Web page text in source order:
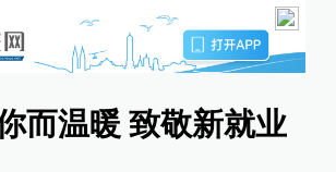
而温暖 致敬新就业